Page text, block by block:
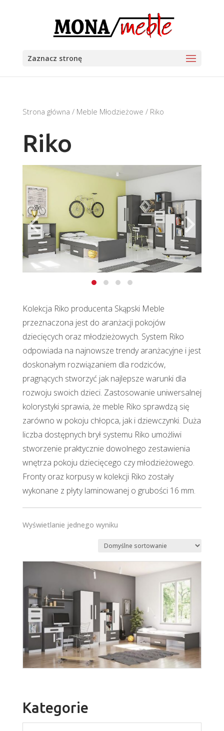
Zaznacz stronę
Strona główna / Meble Młodzieżowe / Riko
Riko
Kolekcja Riko producenta Skąpski Meble
przeznaczona jest do aranżacji pokojów
dziecięcych oraz młodzieżowych. System Riko
odpowiada na najnowsze trendy aranżacyjne i jest
doskonałym rozwiązaniem dla rodziców,
pragnących stworzyć jak najlepsze warunki dla
rozwoju swoich dzieci. Zastosowanie uniwersalnej
kolorystyki sprawia, że meble Riko sprawdzą się
zarówno w pokoju chłopca, jak i dziewczynki. Duża
liczba dostępnych brył systemu Riko umożliwi
stworzenie praktycznie dowolnego zestawienia
wnętrza pokoju dziecięcego czy młodzieżowego.
Fronty oraz korpusy w kolekcji Riko zostały
wykonane z płyty laminowanej o grubości 16 mm.
Wyświetlanie jednego wyniku
Kategorie